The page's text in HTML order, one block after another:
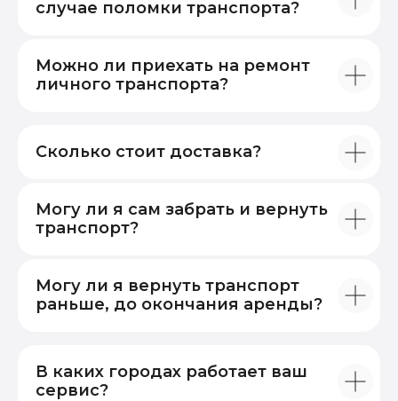
случае поломки транспорта?
Можно ли приехать на ремонт
личного транспорта?
Сколько стоит доставка?
Могу ли я сам забрать и вернуть
транспорт?
Могу ли я вернуть транспорт
раньше, до окончания аренды?
В каких городах работает ваш
сервис?